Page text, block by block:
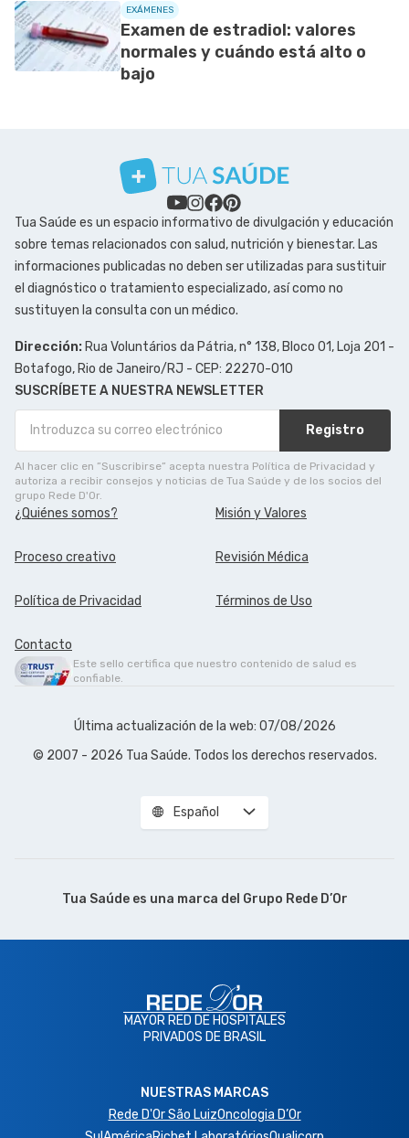
EXÁMENES
Examen de estradiol: valores
normales y cuándo está alto o
bajo
Tua Saúde es un espacio informativo de divulgación y educación
sobre temas relacionados con salud, nutrición y bienestar. Las
informaciones publicadas no deben ser utilizadas para sustituir
el diagnóstico o tratamiento especializado, así como no
sustituyen la consulta con un médico.
Dirección: Rua Voluntários da Pátria, n° 138, Bloco 01, Loja 201 -
Botafogo, Rio de Janeiro/RJ - CEP: 22270-010
SUSCRÍBETE A NUESTRA NEWSLETTER
Registro
Al hacer clic en ”Suscribirse” acepta nuestra Política de Privacidad y
autoriza a recibir consejos y noticias de Tua Saúde y de los socios del
grupo Rede D'Or.
¿Quiénes somos? Misión y Valores
Proceso creativo Revisión Médica
Política de Privacidad Términos de Uso
Contacto
Este sello certifica que nuestro contenido de salud es
confiable.
Última actualización de la web: 07/08/2026
© 2007 - 2026 Tua Saúde. Todos los derechos reservados.
Español
Tua Saúde es una marca del Grupo Rede D’Or
MAYOR RED DE HOSPITALES
PRIVADOS DE BRASIL
NUESTRAS MARCAS
Rede D'Or São LuizOncologia D’Or